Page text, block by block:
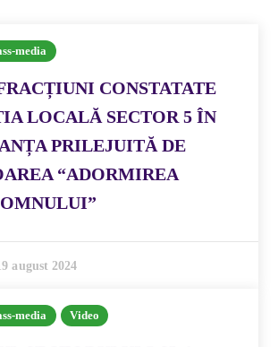
media
CONSTATATE
LOCALĂ SECTOR 5 ÎN
PRILEJUITĂ DE
“ADORMIREA
august 2024
media Video